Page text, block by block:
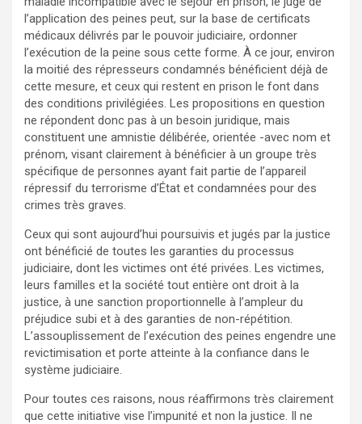
l’application des peines peut, sur la base de certificats
médicaux délivrés par le pouvoir judiciaire, ordonner
l’exécution de la peine sous cette forme. À ce jour, environ
la moitié des répresseurs condamnés bénéficient déjà de
cette mesure, et ceux qui restent en prison le font dans
des conditions privilégiées. Les propositions en question
ne répondent donc pas à un besoin juridique, mais
constituent une amnistie délibérée, orientée -avec nom et
prénom, visant clairement à bénéficier à un groupe très
spécifique de personnes ayant fait partie de l’appareil
répressif du terrorisme d’État et condamnées pour des
crimes très graves.
Ceux qui sont aujourd’hui poursuivis et jugés par la justice
ont bénéficié de toutes les garanties du processus
judiciaire, dont les victimes ont été privées. Les victimes,
leurs familles et la société tout entière ont droit à la
justice, à une sanction proportionnelle à l’ampleur du
préjudice subi et à des garanties de non-répétition.
L’assouplissement de l’exécution des peines engendre une
revictimisation et porte atteinte à la confiance dans le
système judiciaire.
Pour toutes ces raisons, nous réaffirmons très clairement
que cette initiative vise l’impunité et non la justice. Il ne